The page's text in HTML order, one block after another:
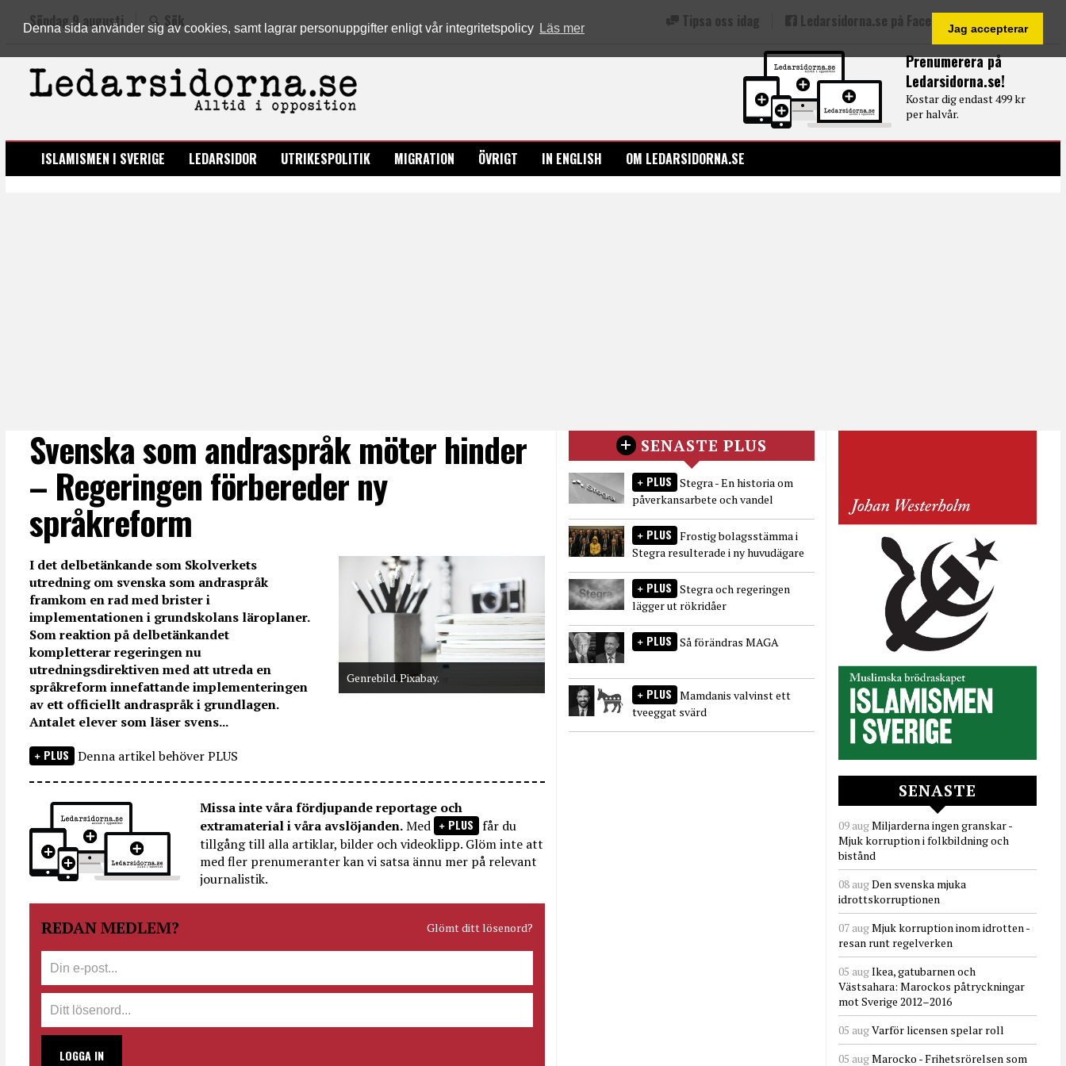
Denna sida använder sig av cookies, samt lagrar personuppgifter enligt vår integritetspolicy Läs mer Jag accepterar
Prenumerera på
Ledarsidorna.se!
Kostar dig endast 499 kr
per halvår.
Söndag 9 augusti Sök Tipsa oss idag Ledarsidorna.se på Facebook
LEDARSIDORNA.SE
ISLAMISMEN I SVERIGE LEDARSIDOR UTRIKESPOLITIK MIGRATION ÖVRIGT IN ENGLISH OM LEDARSIDORNA.SE
Svenska som andraspråk möter hinder
– Regeringen förbereder ny
språkreform
Genrebild. Pixabay.
I det delbetänkande som Skolverkets
utredning om svenska som andraspråk
framkom en rad med brister i
implementationen i grundskolans läroplaner.
Som reaktion på delbetänkandet
kompletterar regeringen nu
utredningsdirektiven med att utreda en
språkreform innefattande implementeringen
av ett officiellt andraspråk i grundlagen.
Antalet elever som läser svens...
PLUS Denna artikel behöver PLUS
Missa inte våra fördjupande reportage och
extramaterial i våra avslöjanden.Med PLUS får du
tillgång till alla artiklar, bilder och videoklipp. Glöm inte att
med fler prenumeranter kan vi satsa ännu mer på relevant
journalistik.
REDAN MEDLEM? Glömt ditt lösenord?
LOGGA IN
SENASTE PLUS
PLUS Stegra - En historia om
påverkansarbete och vandel
PLUS Frostig bolagsstämma i
Stegra resulterade i ny huvudägare
PLUS Stegra och regeringen
lägger ut rökridåer
PLUS Så förändras MAGA
PLUS Mamdanis valvinst ett
tveeggat svärd
SENASTE
09 augMiljarderna ingen granskar -
Mjuk korruption i folkbildning och
bistånd
08 augDen svenska mjuka
idrottskorruptionen
07 augMjuk korruption inom idrotten -
resan runt regelverken
05 augIkea, gatubarnen och
Västsahara: Marockos påtryckningar
mot Sverige 2012–2016
05 augVarför licensen spelar roll
05 augMarocko - Frihetsrörelsen som